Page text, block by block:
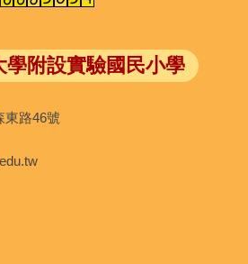
學附設實驗國民小學
東路46號